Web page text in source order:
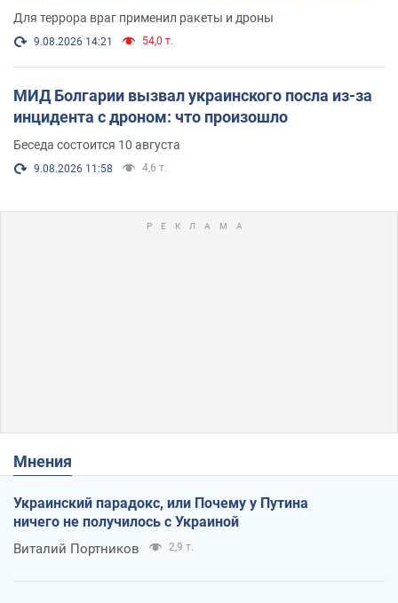
и видео
Для террора враг применил ракеты и дроны
9.08.2026 14:21 54,0 т.
МИД Болгарии вызвал украинского посла из-за
инцидента с дроном: что произошло
Беседа состоится 10 августа
9.08.2026 11:58 4,6 т.
Мнения
Украинский парадокс, или Почему у Путина
ничего не получилось с Украиной
Виталий Портников 2,9 т.